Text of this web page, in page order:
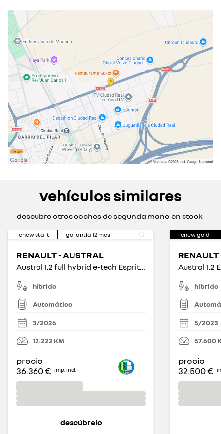
martes
09:00 - 14:00
16:30 - 20:30
miércoles
09:00 - 14:00 16:30 - 20:30
jueves
09:00 - 14:00 16:30 - 20:30
viernes
09:00 - 14:00
16:30 - 20:30
sábado
10:00 - 13:00
cerrado actualmente
domingo
cerrado actualmente
vehículos similares
descubre otros coches de segunda mano en stock
renew start garantía 12 mes
RENAULT - AUSTRAL
Austral 1.2 full hybrid e-tech Esprit Alpine 146kW
híbrido
Automático
3/2026
12.222 KM
precio
36.360 € imp. incl.
descúbrelo
renew gold
híbrido
5/2023
57.600
precio
32.500 €